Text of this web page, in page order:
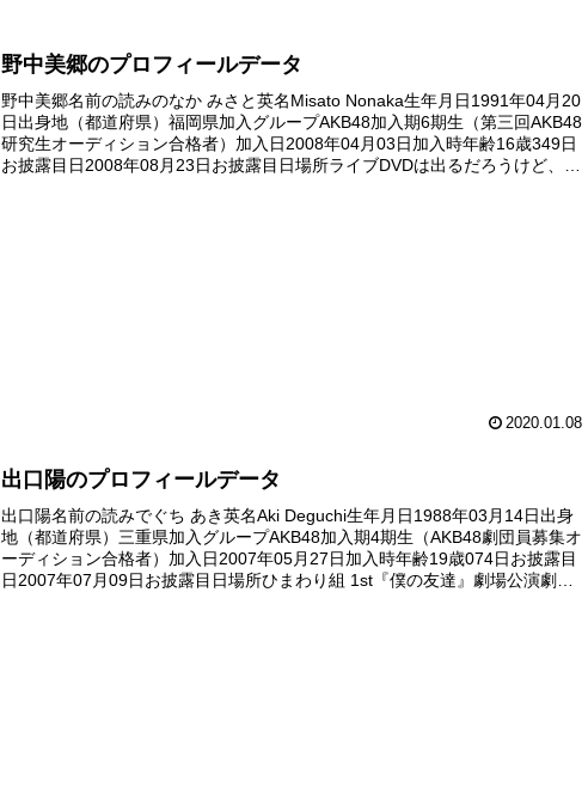
野中美郷のプロフィールデータ
野中美郷名前の読みのなか みさと英名Misato Nonaka生年月日1991年04月20
日出身地（都道府県）福岡県加入グループAKB48加入期6期生（第三回AKB48
研究生オーディション合格者）加入日2008年04月03日加入時年齢16歳349日
お披露目日2008年08月23日お披露目日場所ライブDVDは出るだろうけど、や
2020.01.08
出口陽のプロフィールデータ
出口陽名前の読みでぐち あき英名Aki Deguchi生年月日1988年03月14日出身
地（都道府県）三重県加入グループAKB48加入期4期生（AKB48劇団員募集オ
ーディション合格者）加入日2007年05月27日加入時年齢19歳074日お披露目
日2007年07月09日お披露目日場所ひまわり組 1st『僕の友達』劇場公演劇場